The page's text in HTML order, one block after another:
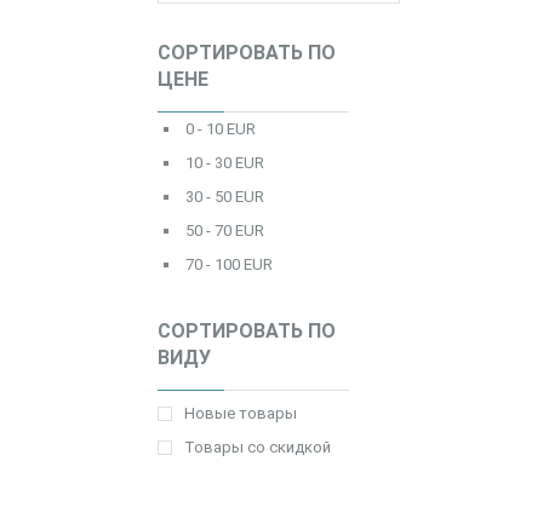
СОРТИРОВАТЬ ПО
ЦЕНЕ
0 - 10 EUR
10 - 30 EUR
30 - 50 EUR
50 - 70 EUR
70 - 100 EUR
СОРТИРОВАТЬ ПО
ВИДУ
Новые товары
Товары со скидкой